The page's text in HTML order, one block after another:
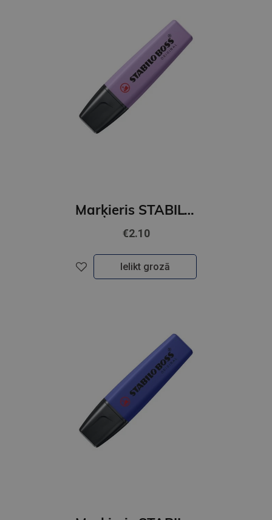
Marķieris STABILO BOSS ORIGINAL NatureCOLORS Wildflower, grey violet
€2.10
Ielikt grozā